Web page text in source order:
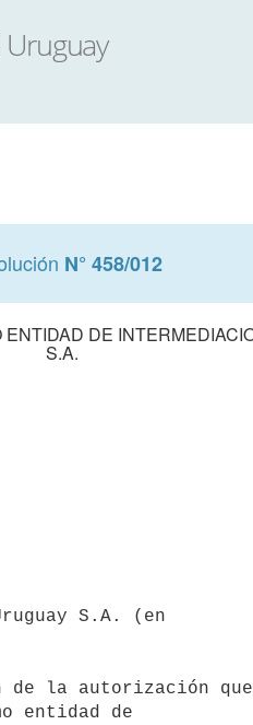
N° 458/012
DE
S.A.
S.A. (en
de la autorización que
entidad de